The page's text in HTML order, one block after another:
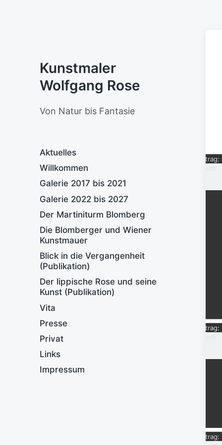
Kunstmaler
Wolfgang Rose
Von Natur bis Fantasie
Aktuelles
Willkommen
Galerie 2017 bis 2021
Galerie 2022 bis 2027
Der Martiniturm Blomberg
Die Blomberger und Wiener
Kunstmauer
Blick in die Vergangenheit
(Publikation)
Der lippische Rose und seine
Kunst (Publikation)
Vita
Presse
Privat
Links
Impressum
Eintrag:
Eintrag:
Eintrag: